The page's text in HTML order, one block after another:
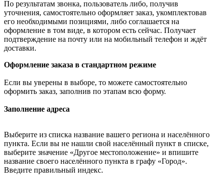
По результатам звонка, пользователь либо, получив
уточнения, самостоятельно оформляет заказ, укомплектовав
его необходимыми позициями, либо соглашается на
оформление в том виде, в котором есть сейчас. Получает
подтверждение на почту или на мобильный телефон и ждёт
доставки.
Оформление заказа в стандартном режиме
Если вы уверены в выборе, то можете самостоятельно
оформить заказ, заполнив по этапам всю форму.
Заполнение адреса
Выберите из списка название вашего региона и населённого
пункта. Если вы не нашли свой населённый пункт в списке,
выберите значение «Другое местоположение» и впишите
название своего населённого пункта в графу «Город».
Введите правильный индекс.